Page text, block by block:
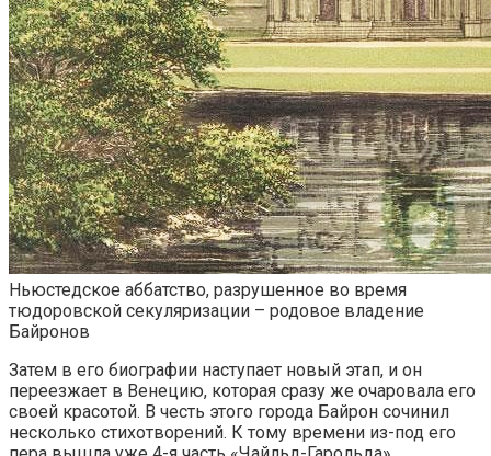
Ньюстедское аббатство, разрушенное во время
тюдоровской секуляризации – родовое владение
Байронов
Затем в его биографии наступает новый этап, и он
переезжает в Венецию, которая сразу же очаровала его
своей красотой. В честь этого города Байрон сочинил
несколько стихотворений. К тому времени из-под его